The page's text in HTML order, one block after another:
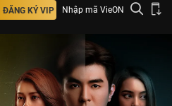
ĐĂNG KÝ VIP Nhập mã VieON